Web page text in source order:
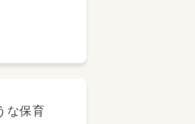
な保育